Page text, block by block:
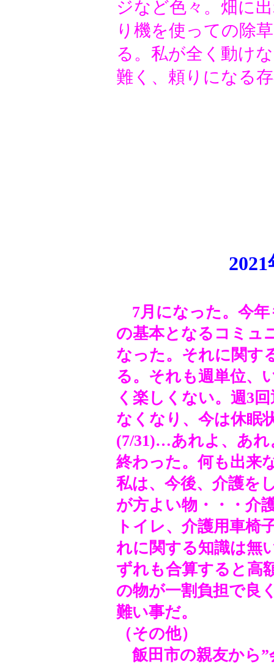
ジなど色々。畑に
り機を使っての除
る。私が全く動け
難く、頼りになる
7月になった。今年
の基本となるコミュ
なった。それに関す
る。それも週単位、
く楽しくない。週3
なくなり、今は休眠
(7/31)…あれよ、あ
終わった。何も出来
私は、今後、介護を
が方よい物・・・介
トイレ、介護用車椅
れに関する知識は無
ずれも合算すると高
の物が一割負担で良
難い事だ。
（その他）
飯田市の親友から”